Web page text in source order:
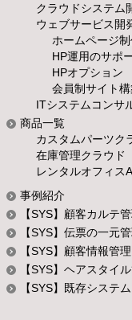
クラウドシステム
ウェブサービス開
ホームページ
HP運用のサポ
HPオプション
会員制サイト
ITシステムコンサ
商品一覧
カスタムパーツク
在庫管理クラウド
レンタルオフィス
事例紹介
【SYS】顧客カルテ
【SYS】伝票の一元
【SYS】顧客情報管
【SYS】ヘアスタイ
【SYS】既存システ